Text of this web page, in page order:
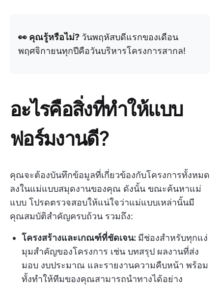
👀 คุณรู้หรือไม่? วันพฤหัสบดีแรกของเดือน
พฤศจิกายนทุกปีคือวันบริหารโครงการสากล!
อะไรคือสิ่งที่ทำให้แบบ
ฟอร์มงานดี?
คุณจะต้องบันทึกข้อมูลที่เกี่ยวข้องกับโครงการทั้งหมด
ลงในแม่แบบสมุดงานของคุณ ดังนั้น ขณะค้นหาแม่
แบบ โปรดตรวจสอบให้แน่ใจว่าแม่แบบเหล่านั้นมี
คุณสมบัติสำคัญครบถ้วน รวมถึง:
โครงสร้างและเกณฑ์ที่ชัดเจน: มีช่องสำหรับทุกแง่
มุมสำคัญของโครงการ เช่น บทสรุป ผลงานที่ส่ง
มอบ งบประมาณ และรายงานความคืบหน้า พร้อม
ทั้งทำให้ทีมของคุณสามารถนำทางได้อย่าง